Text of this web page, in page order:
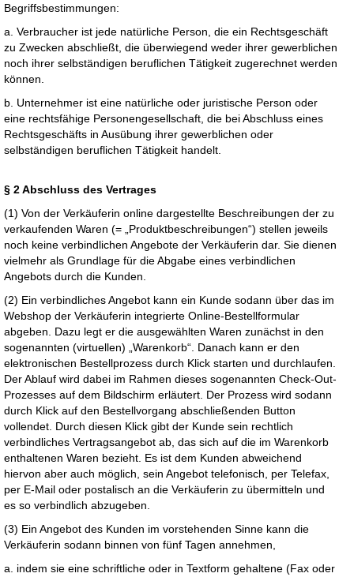
Begriffsbestimmungen:
a. Verbraucher ist jede natürliche Person, die ein Rechtsgeschäft
zu Zwecken abschließt, die überwiegend weder ihrer gewerblichen
noch ihrer selbständigen beruflichen Tätigkeit zugerechnet werden
können.
b. Unternehmer ist eine natürliche oder juristische Person oder
eine rechtsfähige Personengesellschaft, die bei Abschluss eines
Rechtsgeschäfts in Ausübung ihrer gewerblichen oder
selbständigen beruflichen Tätigkeit handelt.
§ 2 Abschluss des Vertrages
(1) Von der Verkäuferin online dargestellte Beschreibungen der zu
verkaufenden Waren (= „Produktbeschreibungen“) stellen jeweils
noch keine verbindlichen Angebote der Verkäuferin dar. Sie dienen
vielmehr als Grundlage für die Abgabe eines verbindlichen
Angebots durch die Kunden.
(2) Ein verbindliches Angebot kann ein Kunde sodann über das im
Webshop der Verkäuferin integrierte Online-Bestellformular
abgeben. Dazu legt er die ausgewählten Waren zunächst in den
sogenannten (virtuellen) „Warenkorb“. Danach kann er den
elektronischen Bestellprozess durch Klick starten und durchlaufen.
Der Ablauf wird dabei im Rahmen dieses sogenannten Check-Out-
Prozesses auf dem Bildschirm erläutert. Der Prozess wird sodann
durch Klick auf den Bestellvorgang abschließenden Button
vollendet. Durch diesen Klick gibt der Kunde sein rechtlich
verbindliches Vertragsangebot ab, das sich auf die im Warenkorb
enthaltenen Waren bezieht. Es ist dem Kunden abweichend
hiervon aber auch möglich, sein Angebot telefonisch, per Telefax,
per E-Mail oder postalisch an die Verkäuferin zu übermitteln und
es so verbindlich abzugeben.
(3) Ein Angebot des Kunden im vorstehenden Sinne kann die
Verkäuferin sodann binnen von fünf Tagen annehmen,
a. indem sie eine schriftliche oder in Textform gehaltene (Fax oder